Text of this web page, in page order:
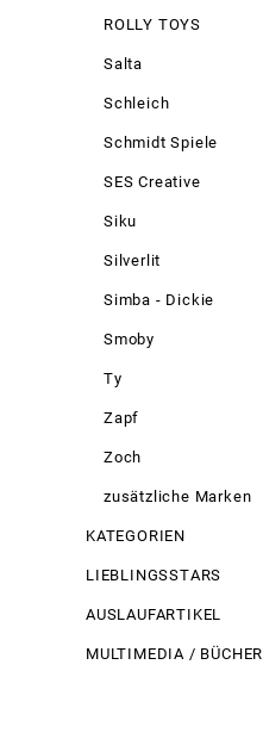
ROLLY TOYS
Salta
Schleich
Schmidt Spiele
SES Creative
Siku
Silverlit
Simba - Dickie
Smoby
Ty
Zapf
Zoch
zusätzliche Marken
KATEGORIEN
LIEBLINGSSTARS
AUSLAUFARTIKEL
MULTIMEDIA / BÜCHER